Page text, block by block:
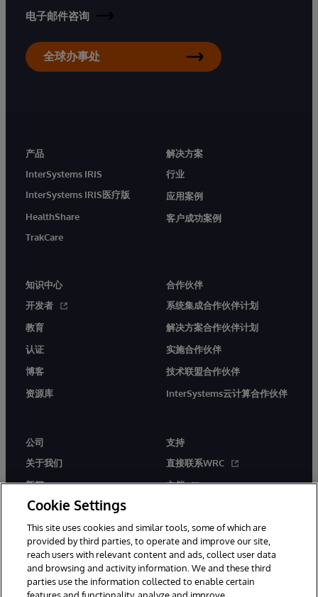
电子邮件咨询
全球办事处
产品
InterSystems IRIS
InterSystems IRIS医疗版
HealthShare
TrakCare
解决方案
行业
应用案例
客户成功案例
知识中心
开发者
教育
认证
博客
资源库
合作伙伴
系统集成合作伙伴计划
解决方案合作伙伴计划
实施合作伙伴
技术联盟合作伙伴
InterSystems云计算合作伙伴
公司
关于我们
新闻
活动
工作机会
支持
直接联系WRC
文档
Cookie Settings
This site uses cookies and similar tools, some of which are
provided by third parties, to operate and improve our site,
reach users with relevant content and ads, collect user data
and browsing and activity information. We and these third
parties use the information collected to enable certain